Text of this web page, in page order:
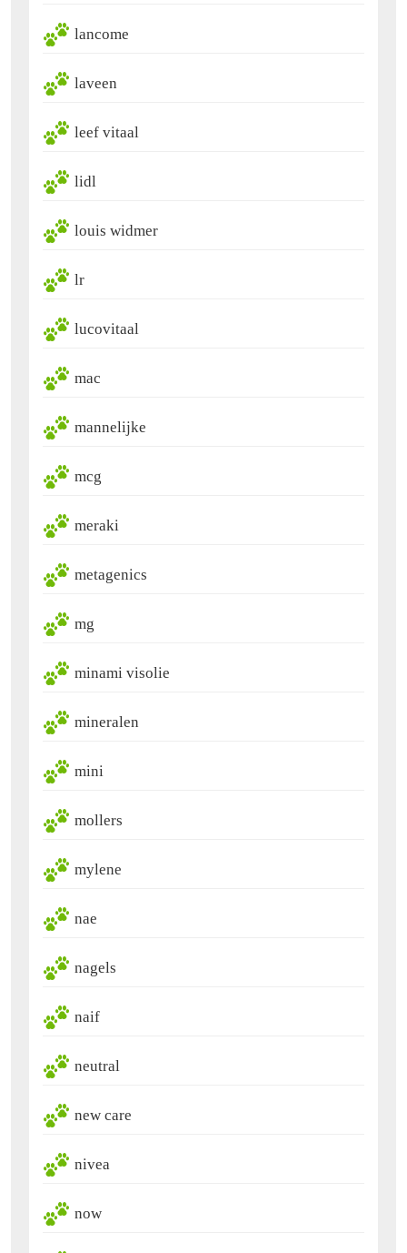
lancome
laveen
leef vitaal
lidl
louis widmer
lr
lucovitaal
mac
mannelijke
mcg
meraki
metagenics
mg
minami visolie
mineralen
mini
mollers
mylene
nae
nagels
naif
neutral
new care
nivea
now